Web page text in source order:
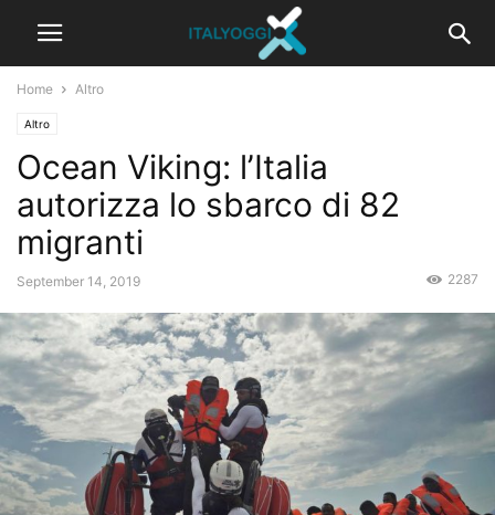
Home Altro
Altro
Ocean Viking: l’Italia
autorizza lo sbarco di 82
migranti
September 14, 2019 2287